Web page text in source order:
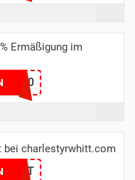
Ermäßigung im
bei charlestyrwhitt.com